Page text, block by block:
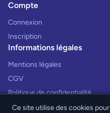
Compte
Connexion
Inscription
Informations légales
Mentions légales
CGV
Politique de confidentialité
Ce site utilise des cookies pour